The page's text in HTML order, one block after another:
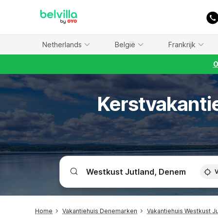
Netherlands België Frankrijk
Home Vakantiehuis Denemarken Vakantiehuis Westkust